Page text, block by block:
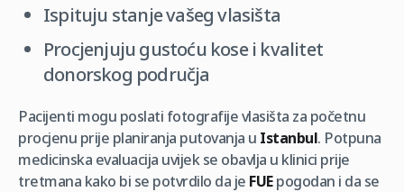
Ispituju stanje vašeg vlasišta
Procjenjuju gustoću kose i kvalitet
donorskog područja
Pacijenti mogu poslati fotografije vlasišta za početnu
procjenu prije planiranja putovanja u Istanbul. Potpuna
medicinska evaluacija uvijek se obavlja u klinici prije
tretmana kako bi se potvrdilo da je FUEpogodan i da se